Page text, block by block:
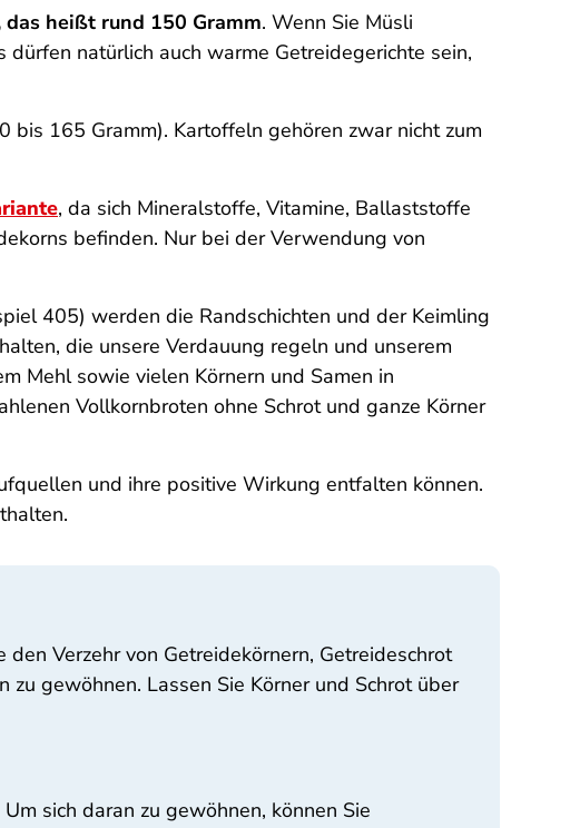
heißt rund 150 Gramm. Wenn Sie Müsli
natürlich auch warme Getreidegerichte sein,
165 Gramm). Kartoffeln gehören zwar nicht zum
, da sich Mineralstoffe, Vitamine, Ballaststoffe
befinden. Nur bei der Verwendung von
405) werden die Randschichten und der Keimling
die unsere Verdauung regeln und unserem
Mehl sowie vielen Körnern und Samen in
Vollkornbroten ohne Schrot und ganze Körner
und ihre positive Wirkung entfalten können.
Verzehr von Getreidekörnern, Getreideschrot
gewöhnen. Lassen Sie Körner und Schrot über
sich daran zu gewöhnen, können Sie